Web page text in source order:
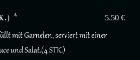
A 5.50 €
mit Garnelen, serviert mit einer
und Salat.(4 STK.)